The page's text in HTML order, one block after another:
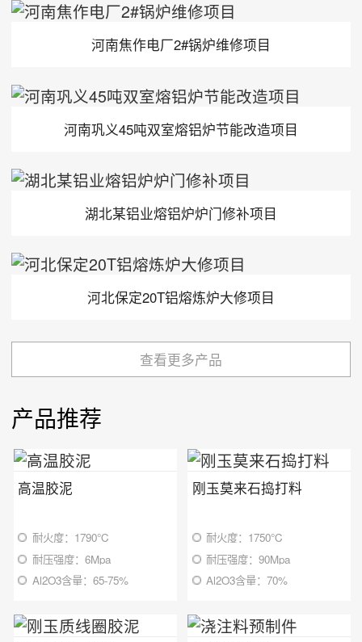
河南焦作电厂2#锅炉维修项目
河南巩义45吨双室熔铝炉节能改造项目
湖北某铝业熔铝炉炉门修补项目
河北保定20T铝熔炼炉大修项目
查看更多产品
产品推荐
高温胶泥
耐火度：1790℃
耐压强度：6Mpa
Al2O3含量：65-75%
刚玉莫来石捣打料
耐火度：1750℃
耐压强度：90Mpa
Al2O3含量：70%